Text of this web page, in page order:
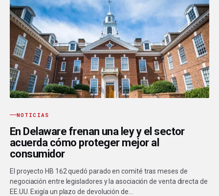
NOTICIAS
En Delaware frenan una ley y el sector
acuerda cómo proteger mejor al
consumidor
El proyecto HB 162 quedó parado en comité tras meses de
negociación entre legisladores y la asociación de venta directa de
EE.UU. Exigía un plazo de devolución de…